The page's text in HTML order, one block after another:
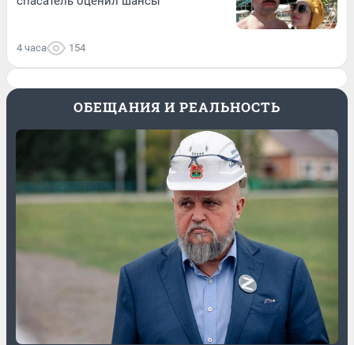
4 часа 154
ОБЕЩАНИЯ И РЕАЛЬНОСТЬ